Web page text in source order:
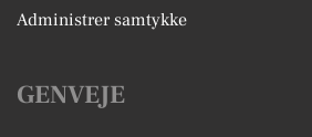
Administrer samtykke
GENVEJE